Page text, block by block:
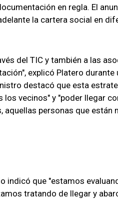
en regla. El
la cartera social en
del TIC y también a las
explicó Platero durante
destacó que esta
vecinos" y "poder llegar
aquellas personas que están
indicó que "estamos
tratando de llegar y